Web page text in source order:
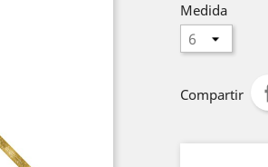
Medida
Compartir